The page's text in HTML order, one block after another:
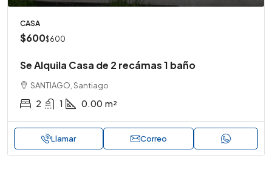
CASA
$600$600
Se Alquila Casa de 2 recámas 1 baño
SANTIAGO, Santiago
2 1 0.00 m²
Llamar Correo